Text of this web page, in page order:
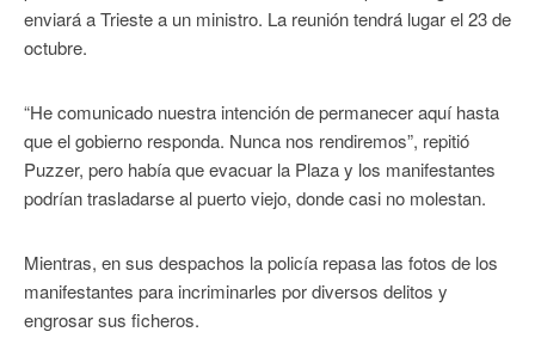
enviará a Trieste a un ministro. La reunión tendrá lugar el 23 de
octubre.
“He comunicado nuestra intención de permanecer aquí hasta
que el gobierno responda. Nunca nos rendiremos”, repitió
Puzzer, pero había que evacuar la Plaza y los manifestantes
podrían trasladarse al puerto viejo, donde casi no molestan.
Mientras, en sus despachos la policía repasa las fotos de los
manifestantes para incriminarles por diversos delitos y
engrosar sus ficheros.